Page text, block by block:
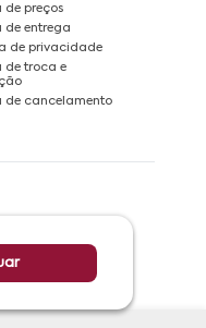
de preços
de entrega
de privacidade
de troca e
de cancelamento